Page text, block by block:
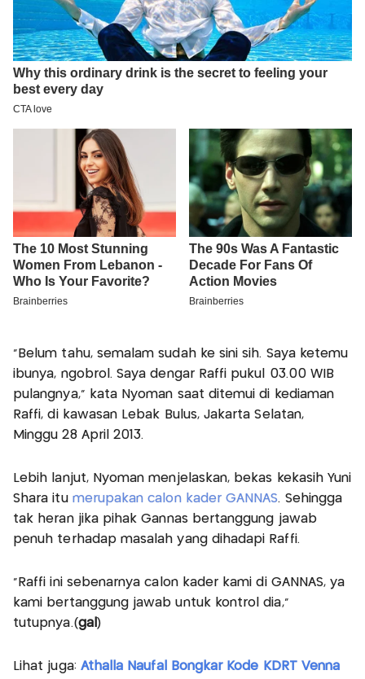
"Belum tahu, semalam sudah ke sini sih. Saya ketemu
ibunya, ngobrol. Saya dengar Raffi pukul 03.00 WIB
pulangnya," kata Nyoman saat ditemui di kediaman
Raffi, di kawasan Lebak Bulus, Jakarta Selatan,
Minggu 28 April 2013.
Lebih lanjut, Nyoman menjelaskan, bekas kekasih Yuni
Shara itu merupakan calon kader GANNAS. Sehingga
tak heran jika pihak Gannas bertanggung jawab
penuh terhadap masalah yang dihadapi Raffi.
"Raffi ini sebenarnya calon kader kami di GANNAS, ya
kami bertanggung jawab untuk kontrol dia,"
tutupnya.(gal )
Lihat juga: Athalla Naufal Bongkar Kode KDRT Venna